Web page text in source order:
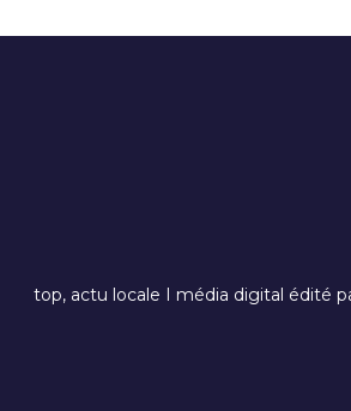
top, actu locale I média digital édité